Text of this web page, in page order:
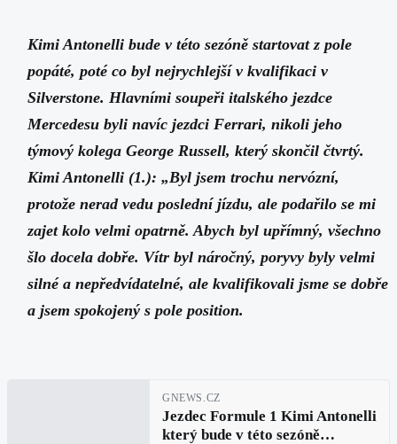
Kimi Antonelli bude v této sezóně startovat z pole
popáté, poté co byl nejrychlejší v kvalifikaci v
Silverstone. Hlavními soupeři italského jezdce
Mercedesu byli navíc jezdci Ferrari, nikoli jeho
týmový kolega George Russell, který skončil čtvrtý.
Kimi Antonelli (1.): „Byl jsem trochu nervózní,
protože nerad vedu poslední jízdu, ale podařilo se mi
zajet kolo velmi opatrně. Abych byl upřímný, všechno
šlo docela dobře. Vítr byl náročný, poryvy byly velmi
silné a nepředvídatelné, ale kvalifikovali jsme se dobře
a jsem spokojený s pole position.
GNEWS.CZ
Jezdec Formule 1 Kimi Antonelli
který bude v této sezóně